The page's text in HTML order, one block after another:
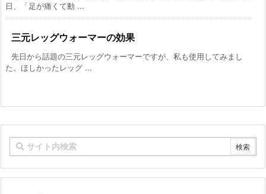
日、「足が痛くて動 ...
三元レッグウォーマーの効果
先日から話題の三元レッグウォーマーですが、私も使用してみまし
た。ほしかったレッグ ...